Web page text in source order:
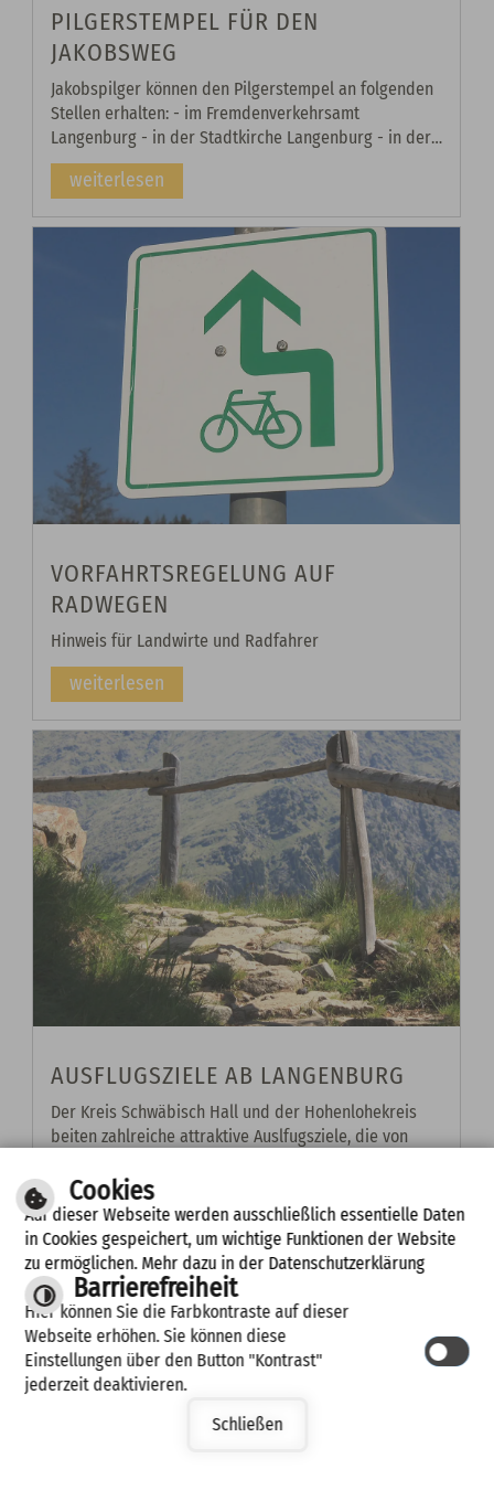
PILGERSTEMPEL FÜR DEN
JAKOBSWEG
Jakobspilger können den Pilgerstempel an folgenden
Stellen erhalten: - im Fremdenverkehrsamt
Langenburg - in der Stadtkirche Langenburg - in der
Kirche Bächlingen
weiterlesen
VORFAHRTSREGELUNG AUF
RADWEGEN
Hinweis für Landwirte und Radfahrer
weiterlesen
AUSFLUGSZIELE AB LANGENBURG
Der Kreis Schwäbisch Hall und der Hohenlohekreis
beiten zahlreiche attraktive Auslfugsziele, die von
weiterlesen
Leichte Sprache
Cookies
Auf dieser Webseite werden ausschließlich essentielle Daten
in Cookies gespeichert, um wichtige Funktionen der Website
zu ermöglichen. Mehr dazu in der Datenschutzerklärung
Barrierefreiheit
Hier können Sie die Farbkontraste auf dieser
Webseite erhöhen. Sie können diese
Einstellungen über den Button "Kontrast"
jederzeit deaktivieren.
Schließen